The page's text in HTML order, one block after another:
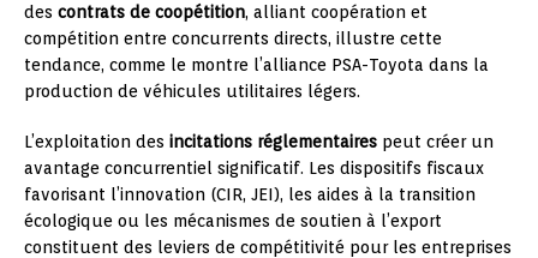
des contrats de coopétition, alliant coopération et
compétition entre concurrents directs, illustre cette
tendance, comme le montre l’alliance PSA-Toyota dans la
production de véhicules utilitaires légers.
L’exploitation des incitations réglementaires peut créer un
avantage concurrentiel significatif. Les dispositifs fiscaux
favorisant l’innovation (CIR, JEI), les aides à la transition
écologique ou les mécanismes de soutien à l’export
constituent des leviers de compétitivité pour les entreprises